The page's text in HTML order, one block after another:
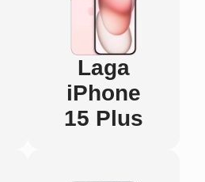
Laga
iPhone
15 Plus